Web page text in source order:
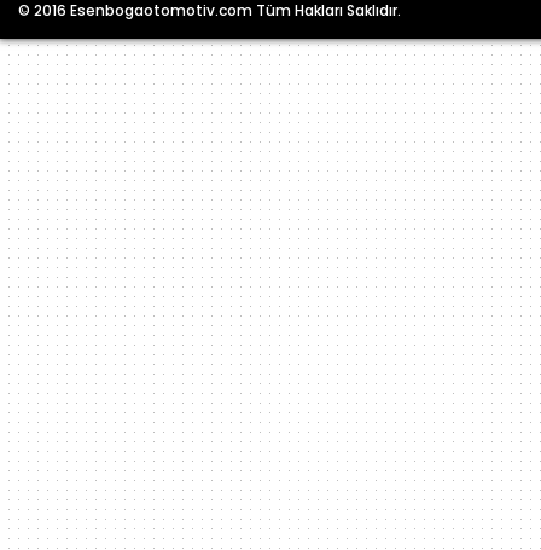
© 2016 Esenbogaotomotiv.com Tüm Hakları Saklıdır.